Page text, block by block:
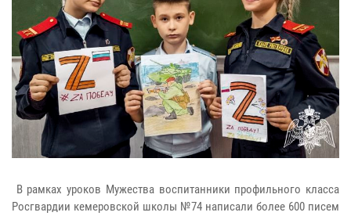
В рамках уроков Мужества воспитанники профильного класса
Росгвардии кемеровской школы №74 написали более 600 писем